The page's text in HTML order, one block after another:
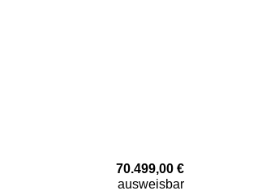
70.499,00 €
ausweisbar